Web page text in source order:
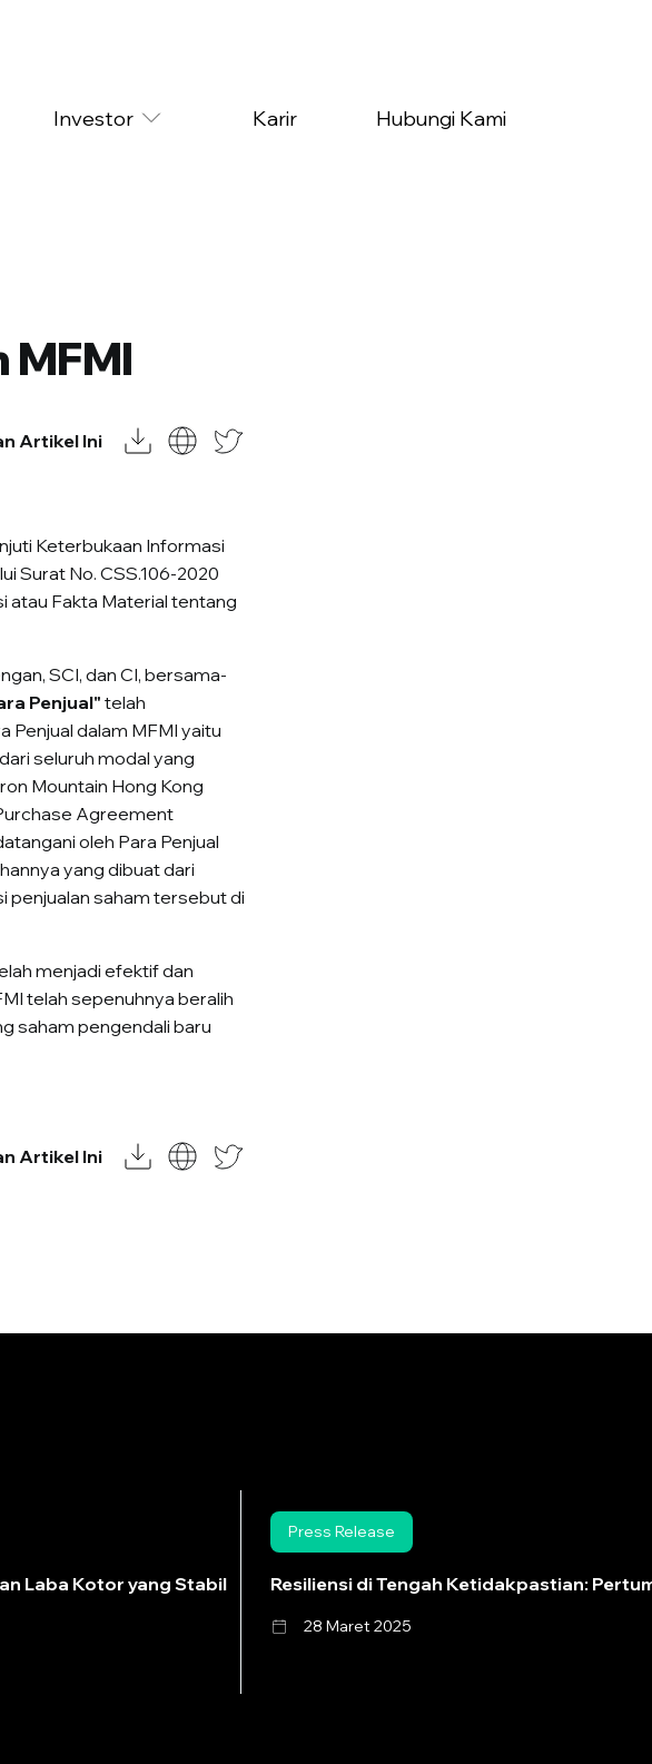
Investor Karir Hubungi Kami
MFMI
Artikel Ini
Keterbukaan Informasi
Surat No. CSS.106-2020
atau Fakta Material tentang
SCI, dan CI, bersama-
Penjual" telah
Penjual dalam MFMI yaitu
seluruh modal yang
Mountain Hong Kong
Agreement
oleh Para Penjual
yang dibuat dari
penjualan saham tersebut di
menjadi efektif dan
telah sepenuhnya beralih
saham pengendali baru
Artikel Ini
Laba Kotor yang Stabil
Press Release
Resiliensi di Tengah Ketidakpastian:
28 Maret 2025